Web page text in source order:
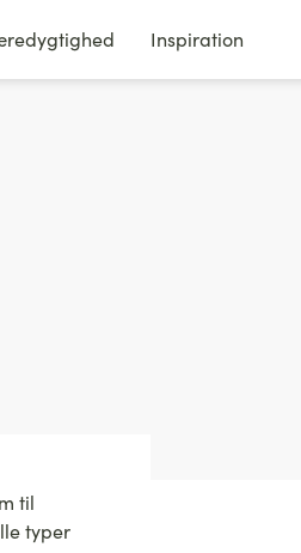
Inspiration
til
typer